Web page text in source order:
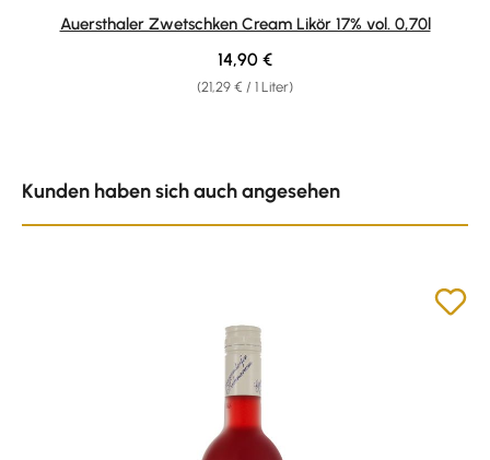
Durchschnittliche Bewertung von 5 von 5 Sternen
Auersthaler Zwetschken Cream Likör 17% vol. 0,70l
(21,29 € / 1 Liter)
Regulärer Preis:
14,90 €
Kunden haben sich auch angesehen